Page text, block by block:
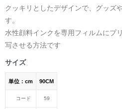
クッキリとしたデザインで、グッズ
す。
水性顔料インクを専用フィルムにプ
写させる方法です
サイズ
単位：cm 90CM
コード 59